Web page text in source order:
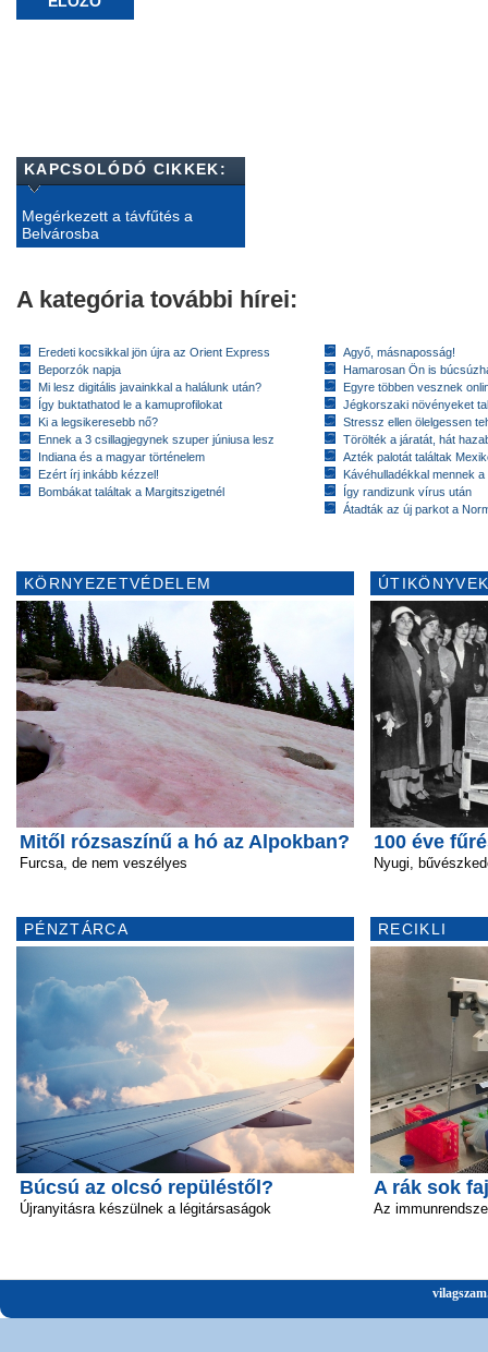
KAPCSOLÓDÓ CIKKEK:
Megérkezett a távfűtés a
Belvárosba
A kategória további hírei:
Eredeti kocsikkal jön újra az Orient Express
Beporzók napja
Mi lesz digitális javainkkal a halálunk után?
Így buktathatod le a kamuprofilokat
Ki a legsikeresebb nő?
Ennek a 3 csillagjegynek szuper júniusa lesz
Indiana és a magyar történelem
Ezért írj inkább kézzel!
Bombákat találtak a Margitszigetnél
Agyő, másnaposság!
Hamarosan Ön is
Egyre többen vesznek
Jégkorszaki növényeket
Stressz ellen ölelgessen
Törölték a járatát, hát
Azték palotát találtak
Kávéhulladékkal mennek
Így randizunk vírus után
Átadták az új parkot a
KÖRNYEZETVÉDELEM
Mitől rózsaszínű a hó az Alpokban?
Furcsa, de nem veszélyes
PÉNZTÁRCA
Búcsú az olcsó repüléstől?
Újranyitásra készülnek a légitársaságok
100 éve
Nyugi,
RECIKLI
A rák sok
Az